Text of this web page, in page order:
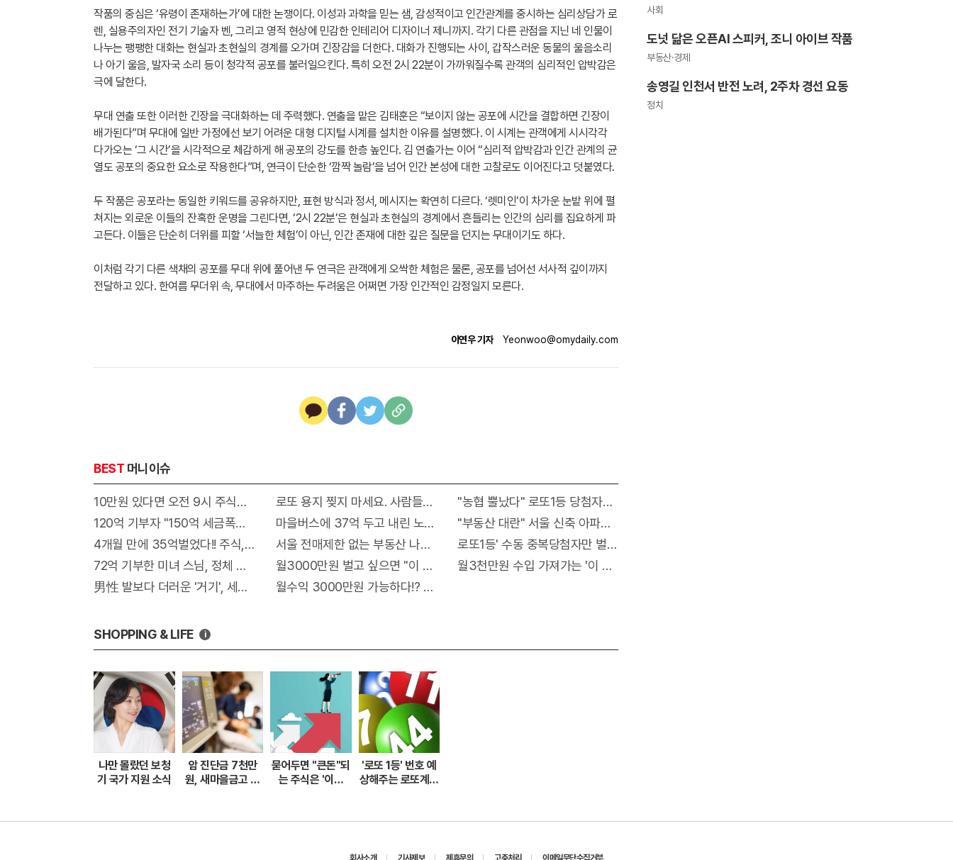
작품의 중심은 ‘유령이 존재하는가’에 대한 논쟁이다. 이성과 과학을 믿는 샘, 감성적이고 인간관계를 중시하는 심리상담가 로
렌, 실용주의자인 전기 기술자 벤, 그리고 영적 현상에 민감한 인테리어 디자이너 제니까지. 각기 다른 관점을 지닌 네 인물이
나누는 팽팽한 대화는 현실과 초현실의 경계를 오가며 긴장감을 더한다. 대화가 진행되는 사이, 갑작스러운 동물의 울음소리
나 아기 울음, 발자국 소리 등이 청각적 공포를 불러일으킨다. 특히 오전 2시 22분이 가까워질수록 관객의 심리적인 압박감은
극에 달한다.
무대 연출 또한 이러한 긴장을 극대화하는 데 주력했다. 연출을 맡은 김태훈은 “보이지 않는 공포에 시간을 결합하면 긴장이
배가된다”며 무대에 일반 가정에선 보기 어려운 대형 디지털 시계를 설치한 이유를 설명했다. 이 시계는 관객에게 시시각각
다가오는 ‘그 시간’을 시각적으로 체감하게 해 공포의 강도를 한층 높인다. 김 연출가는 이어 “심리적 압박감과 인간 관계의 균
열도 공포의 중요한 요소로 작용한다”며, 연극이 단순한 ‘깜짝 놀람’을 넘어 인간 본성에 대한 고찰로도 이어진다고 덧붙였다.
두 작품은 공포라는 동일한 키워드를 공유하지만, 표현 방식과 정서, 메시지는 확연히 다르다. ‘렛미인’이 차가운 눈밭 위에 펼
쳐지는 외로운 이들의 잔혹한 운명을 그린다면, ‘2시 22분’은 현실과 초현실의 경계에서 흔들리는 인간의 심리를 집요하게 파
고든다. 이들은 단순히 더위를 피할 ‘서늘한 체험’이 아닌, 인간 존재에 대한 깊은 질문을 던지는 무대이기도 하다.
이처럼 각기 다른 색채의 공포를 무대 위에 풀어낸 두 연극은 관객에게 오싹한 체험은 물론, 공포를 넘어선 서사적 깊이까지
전달하고 있다. 한여름 무더위 속, 무대에서 마주하는 두려움은 어쩌면 가장 인간적인 감정일지 모른다.
이연우 기자 Yeonwoo@omydaily.com
BEST 머니이슈
10만원 있다면 오전 9시 주식장 열리면 "이종목" 바
120억 기부자 "150억 세금폭탄"에 울면서 한 말이..!
4개월 만에 35억벌었다!! 주식, 순매도 1위종목..."충격"
72억 기부한 미녀 스님, 정체 알고보니..충격!
男性 발보다 더러운 '거기', 세균지수 확인해보니..충격!
로또 용지 찢지 마세요. 사람들이 모르는 3가지!!
마을버스에 37억 두고 내린 노인 정체 알고보니..!
서울 전매제한 없는 부동산 나왔다!
월3000만원 벌고 싶으면 "이 자격증"만 따면 된다.
월수익 3000만원 가능하다!? 고수입 올리는 이 "자격증"에 몰리는 이유 알고보니…
"농협 뿔났다" 로또1등 당첨자폭주.. 적중률87%
"부동산 대란" 서울 신축 아파트가 "3억?"
로또1등' 수동 중복당첨자만 벌써 19명째 나왔다.
월3천만원 수입 가져가는 '이 자격증' 지원자 몰려!
SHOPPING & LIFE i
나만 몰랐던 보청
기 국가 지원 소식
암 진단금 7천만
원, 새마을금고 암
묻어두면 "큰돈"되
는 주식은 '이렇
'로또 1등' 번호 예
상해주는 로또계산
사회
도넛 닮은 오픈AI 스피커, 조니 아이브 작품
부동산·경제
송영길 인천서 반전 노려, 2주차 경선 요동
정치
회사소개 기사제보 제휴문의 고충처리 이메일무단수집거부